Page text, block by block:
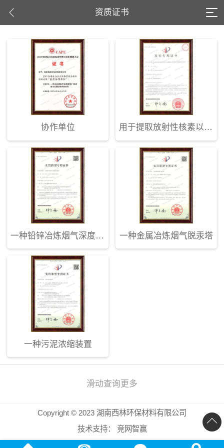
资质证书
协作单位 用于提取放射性核素以及用于分离錒系元素和镧系元素的碳纳米管衍生物
一种铅锌冶炼烟气深度脱汞装置 一种金属冶炼烟气脱汞塔
一种污泥浓缩装置
滑动查询更多
Copyright © 2023 湖南西林环保材料有限公司
技术支持：
竞网智赢